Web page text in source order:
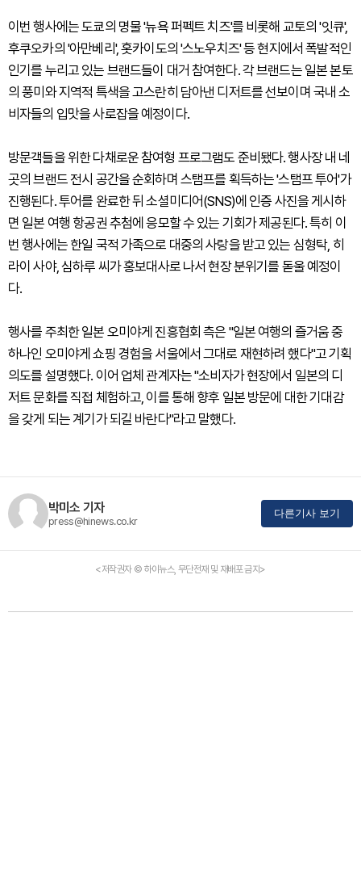
이번 행사에는 도쿄의 명물 '뉴욕 퍼펙트 치즈'를 비롯해 교토의 '잇큐',
후쿠오카의 '아만베리', 홋카이도의 '스노우치즈' 등 현지에서 폭발적인
인기를 누리고 있는 브랜드들이 대거 참여한다. 각 브랜드는 일본 본토
의 풍미와 지역적 특색을 고스란히 담아낸 디저트를 선보이며 국내 소
비자들의 입맛을 사로잡을 예정이다.
방문객들을 위한 다채로운 참여형 프로그램도 준비됐다. 행사장 내 네
곳의 브랜드 전시 공간을 순회하며 스탬프를 획득하는 '스탬프 투어'가
진행된다. 투어를 완료한 뒤 소셜미디어(SNS)에 인증 사진을 게시하
면 일본 여행 항공권 추첨에 응모할 수 있는 기회가 제공된다. 특히 이
번 행사에는 한일 국적 가족으로 대중의 사랑을 받고 있는 심형탁, 히
라이 사야, 심하루 씨가 홍보대사로 나서 현장 분위기를 돋울 예정이
다.
행사를 주최한 일본 오미야게 진흥협회 측은 "일본 여행의 즐거움 중
하나인 오미야게 쇼핑 경험을 서울에서 그대로 재현하려 했다"고 기획
의도를 설명했다. 이어 업체 관계자는 "소비자가 현장에서 일본의 디
저트 문화를 직접 체험하고, 이를 통해 향후 일본 방문에 대한 기대감
을 갖게 되는 계기가 되길 바란다"라고 말했다.
박미소 기자
press@hinews.co.kr
다른기사 보기
<저작권자 © 하이뉴스, 무단전재 및 재배포 금지>